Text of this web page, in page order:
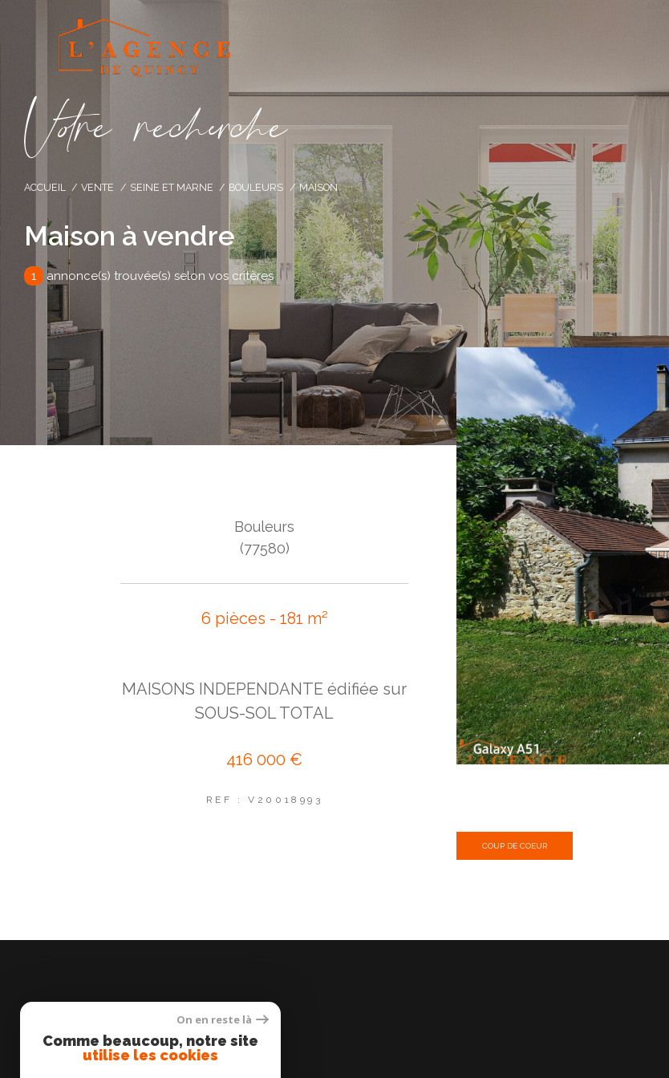
Vore recece
ACCUEIL VENTE SEINE ET MARNE BOULEURS MAISON
Maison à vendre
1 annonce(s) trouvée(s) selon vos critères
Bouleurs
(77580)
6 pièces - 181 m²
MAISONS INDEPENDANTE édifiée sur
SOUS-SOL TOTAL
416 000 €
REF : V20018993
COUP DE COEUR
L'AGENCE DE QUINCY
01 64 63 37 20
On en reste là
Comme beaucoup, notre site
utilise les cookies